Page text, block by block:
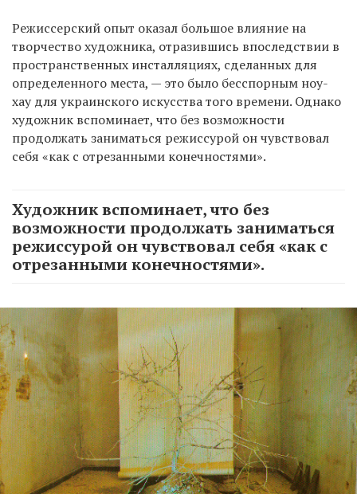
Режиссерский опыт оказал большое влияние на
творчество художника, отразившись впоследствии в
пространственных инсталляциях, сделанных для
определенного места, — это было бесспорным ноу-
хау для украинского искусства того времени. Однако
художник вспоминает, что без возможности
продолжать заниматься режиссурой он чувствовал
себя «как с отрезанными конечностями».
Художник вспоминает, что без
возможности продолжать заниматься
режиссурой он чувствовал себя «как с
отрезанными конечностями».